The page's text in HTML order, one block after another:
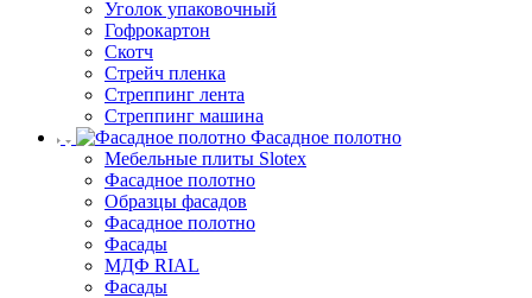
Уголок упаковочный
Гофрокартон
Скотч
Стрейч пленка
Стреппинг лента
Стреппинг машина
Фасадное полотно
Мебельные плиты Slotex
Фасадное полотно
Образцы фасадов
Фасадное полотно
Фасады
МДФ RIAL
Фасады